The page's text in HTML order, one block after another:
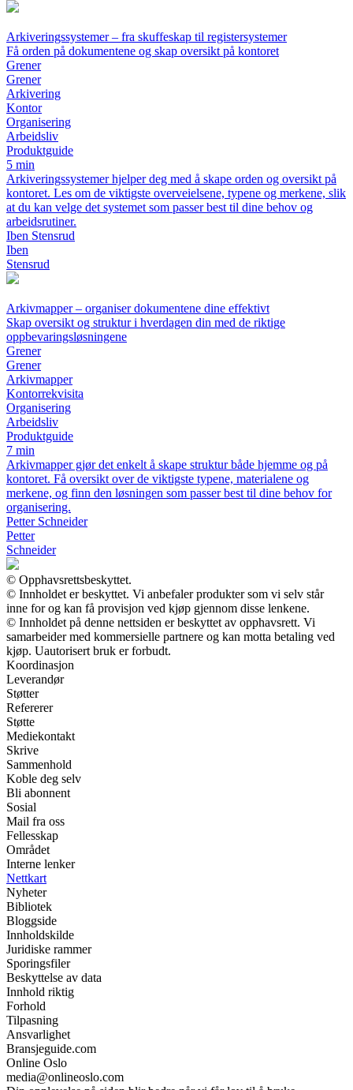
Arkiveringssystemer – fra skuffeskap til registersystemer
Få orden på dokumentene og skap oversikt på kontoret
Grener
Grener
Arkivering
Kontor
Organisering
Arbeidsliv
Produktguide
5 min
Arkiveringssystemer hjelper deg med å skape orden og oversikt på
kontoret. Les om de viktigste overveielsene, typene og merkene, slik
at du kan velge det systemet som passer best til dine behov og
arbeidsrutiner.
Iben Stensrud
Iben
Stensrud
Arkivmapper – organiser dokumentene dine effektivt
Skap oversikt og struktur i hverdagen din med de riktige
oppbevaringsløsningene
Grener
Grener
Arkivmapper
Kontorrekvisita
Organisering
Arbeidsliv
Produktguide
7 min
Arkivmapper gjør det enkelt å skape struktur både hjemme og på
kontoret. Få oversikt over de viktigste typene, materialene og
merkene, og finn den løsningen som passer best til dine behov for
organisering.
Petter Schneider
Petter
Schneider
© Opphavsrettsbeskyttet.
© Innholdet er beskyttet. Vi anbefaler produkter som vi selv står
inne for og kan få provisjon ved kjøp gjennom disse lenkene.
© Innholdet på denne nettsiden er beskyttet av opphavsrett. Vi
samarbeider med kommersielle partnere og kan motta betaling ved
kjøp. Uautorisert bruk er forbudt.
Koordinasjon
Leverandør
Støtter
Refererer
Støtte
Mediekontakt
Skrive
Sammenhold
Koble deg selv
Bli abonnent
Sosial
Mail fra oss
Fellesskap
Området
Interne lenker
Nettkart
Nyheter
Bibliotek
Bloggside
Innholdskilde
Juridiske rammer
Sporingsfiler
Beskyttelse av data
Innhold riktig
Forhold
Tilpasning
Ansvarlighet
Bransjeguide.com
Online Oslo
media@onlineoslo.com